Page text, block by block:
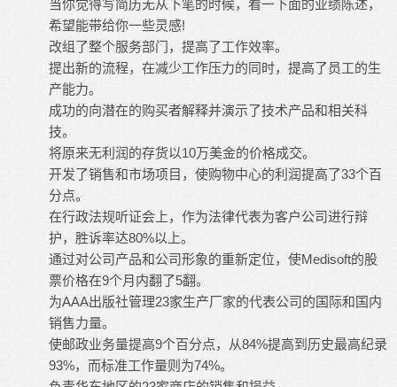
当你觉得写简历无从下笔的时候，看一下面的业绩陈述，
希望能带给你一些灵感!
改组了整个服务部门，提高了工作效率。
提出新的流程，在减少工作压力的同时，提高了员工的生
产能力。
成功的向潜在的购买者解释并演示了技术产品和相关科
技。
将原来无利润的存货以10万美金的价格成交。
开发了销售和市场项目，使购物中心的利润提高了33个百
分点。
在行政法规听证会上，作为法律代表为客户公司进行辩
护，胜诉率达80%以上。
通过对公司产品和公司形象的重新定位，使Medisoft的股
票价格在9个月内翻了5翻。
为AAA出版社管理23家生产厂家的代表公司的国际和国内
销售力量。
使邮政业务量提高9个百分点，从84%提高到历史最高纪录
93%，而标准工作量则为74%。